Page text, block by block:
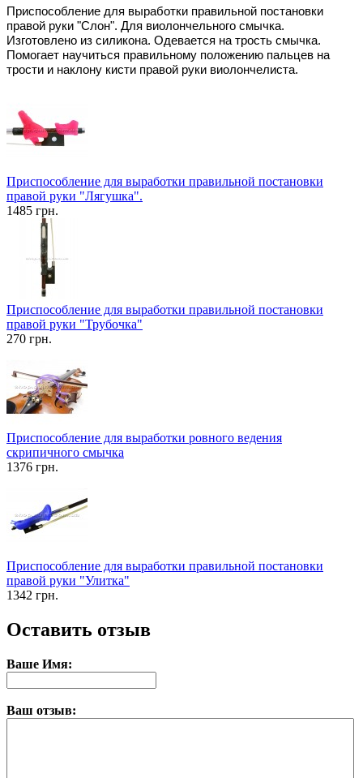
Приспособление для выработки правильной постановки
правой руки "Cлон". Для виолончельного смычка.
Изготовлено из силикона. Одевается на трость смычка.
Помогает научиться правильному положению пальцев на
трости и наклону кисти правой руки виолончелиста.
Приспособление для выработки правильной постановки
правой руки "Лягушка".
1485 грн.
Приспособление для выработки правильной постановки
правой руки "Трубочка"
270 грн.
Приспособление для выработки ровного ведения
скрипичного смычка
1376 грн.
Приспособление для выработки правильной постановки
правой руки "Улитка"
1342 грн.
Оставить отзыв
Ваше Имя:
Ваш отзыв: